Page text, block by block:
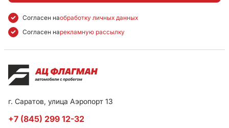
Согласен наобработку личных данных
Согласен нарекламную рассылку
г. Саратов, улица Аэропорт 13
+7 (845) 299 12-32